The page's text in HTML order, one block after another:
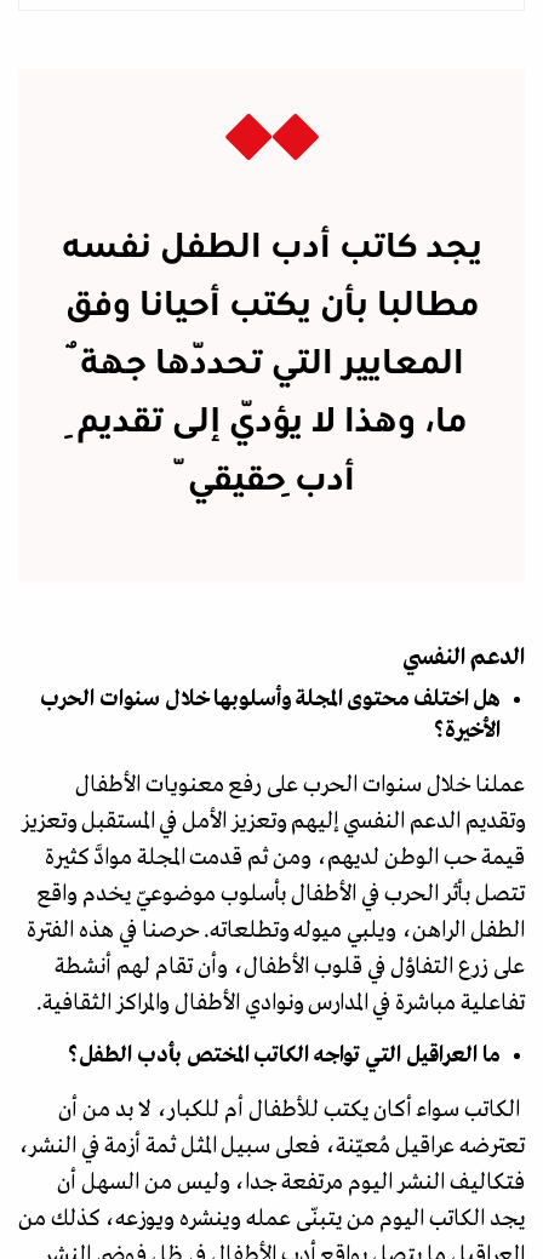
يجد كاتب أدب الطفل نفسه
مطالبا بأن يكتب أحيانا وفق
المعايير التي تحدّدها جهةٌ
ما، وهذا لا يؤدّي إلى تقديمِ
أدبِ حقيقيّ
الدعم النفسي
هل اختلف محتوى المجلة وأسلوبها خلال سنوات الحرب
الأخيرة؟
عملنا خلال سنوات الحرب على رفع معنويات الأطفال
وتقديم الدعم النفسي إليهم وتعزيز الأمل في المستقبل وتعزيز
قيمة حب الوطن لديهم، ومن ثم قدمت المجلة موادَّ كثيرة
تتصل بأثر الحرب في الأطفال بأسلوب موضوعيّ يخدم واقع
الطفل الراهن، ويلبي ميوله وتطلعاته. حرصنا في هذه الفترة
على زرع التفاؤل في قلوب الأطفال، وأن تقام لهم أنشطة
تفاعلية مباشرة في المدارس ونوادي الأطفال والمراكز الثقافية.
ما العراقيل التي تواجه الكاتب المختص بأدب الطفل؟
الكاتب سواء أكان يكتب للأطفال أم للكبار، لا بد من أن
تعترضه عراقيل مُعيّنة، فعلى سبيل المثل ثمة أزمة في النشر،
فتكاليف النشر اليوم مرتفعة جدا، وليس من السهل أن
يجد الكاتب اليوم من يتبنّى عمله وينشره ويوزعه، كذلك من